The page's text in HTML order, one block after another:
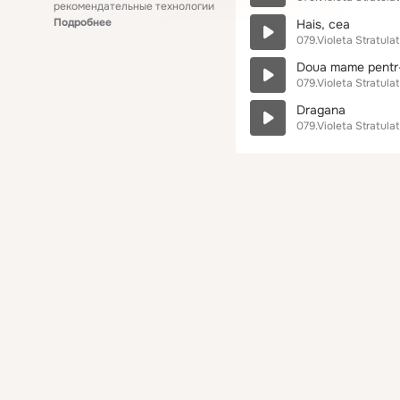
рекомендательные технологии
Подробнее
Hais, cea
079.Violeta Stratulat
Doua mame
079.Violeta Stratulat
Dragana
079.Violeta Stratulat